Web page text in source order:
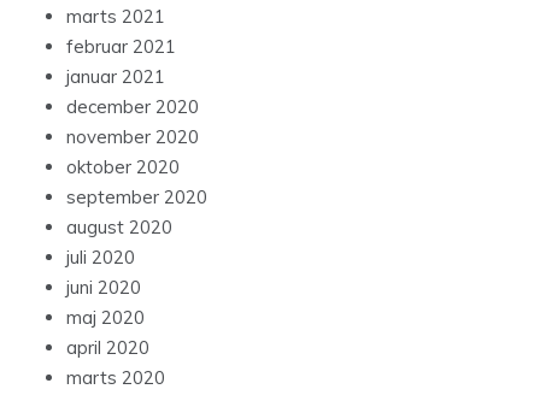
marts 2021
februar 2021
januar 2021
december 2020
november 2020
oktober 2020
september 2020
august 2020
juli 2020
juni 2020
maj 2020
april 2020
marts 2020